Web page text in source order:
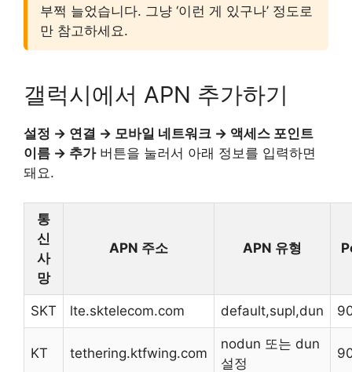
부쩍 늘었습니다. 그냥 ‘이런 게 있구나’ 정도로
만 참고하세요.
갤럭시에서 APN 추가하기
설정 → 연결 → 모바일 네트워크 → 액세스 포인트
이름 → 추가버튼을 눌러서 아래 정보를 입력하면
돼요.
통
신
사
망
APN 주소 APN 유형
SKT lte.sktelecom.com default,supl,dun
KT tethering.ktfwing.com
nodun 또는 dun
설정